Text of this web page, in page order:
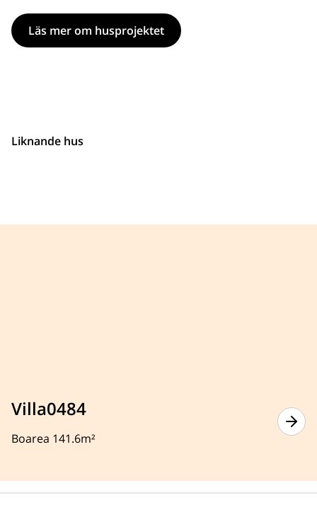
Läs mer om husprojektet
Liknande hus
Villa0484
Boarea 141.6m²